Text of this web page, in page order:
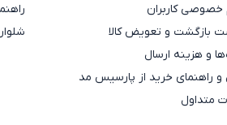
خصوصی کاربران
بازگشت و تعویض کالا
و هزینه ارسال
راهنمای خرید از پارسیس مد
متداول